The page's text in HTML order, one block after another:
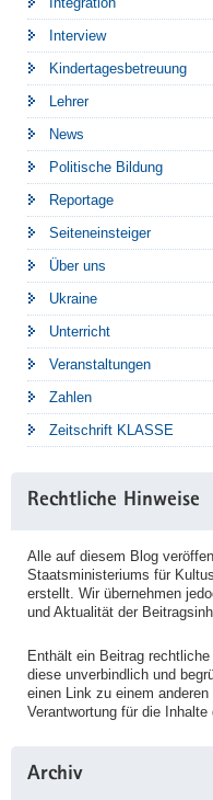
Interview
Kindertagesbetreuung
Lehrer
News
Politische Bildung
Reportage
Seiteneinsteiger
Über uns
Ukraine
Unterricht
Veranstaltungen
Zahlen
Zeitschrift KLASSE
Rechtliche Hinweise
Alle auf diesem Blog
Staatsministeriums für
erstellt. Wir übernehmen
und Aktualität der
Enthält ein Beitrag
diese unverbindlich und
einen Link zu einem
Verantwortung für die
Archiv